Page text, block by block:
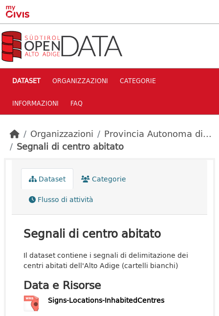
Skip to main content
DATASET ORGANIZZAZIONI CATEGORIE
INFORMAZIONI FAQ
Organizzazioni
Provincia Autonoma di...
Segnali di centro abitato
Dataset
Categorie
Flusso di attività
Segnali di centro abitato
Il dataset contiene i segnali di delimitazione dei
centri abitati dell'Alto Adige (cartelli bianchi)
Data e Risorse
Signs-Locations-InhabitedCentres